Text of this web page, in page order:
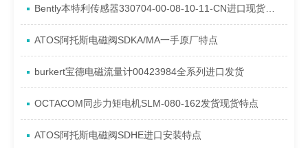
Bently本特利传感器330704-00-08-10-11-CN进口现货资料
ATOS阿托斯电磁阀SDKA/MA一手原厂特点
burkert宝德电磁流量计00423984全系列进口发货
OCTACOM同步力矩电机SLM-080-162发货现货特点
ATOS阿托斯电磁阀SDHE进口安装特点